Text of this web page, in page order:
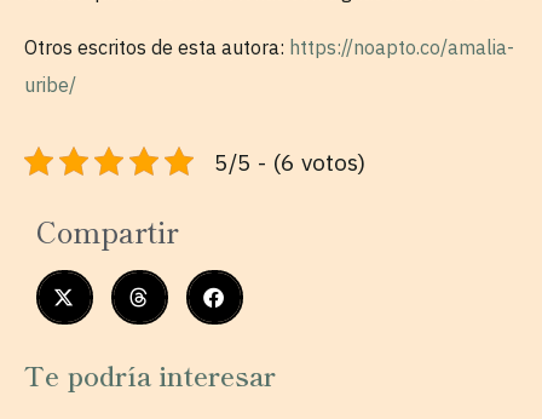
Otros escritos de esta autora: https://noapto.co/amalia-
uribe/
5/5 - (6 votos)
Compartir
Te podría interesar